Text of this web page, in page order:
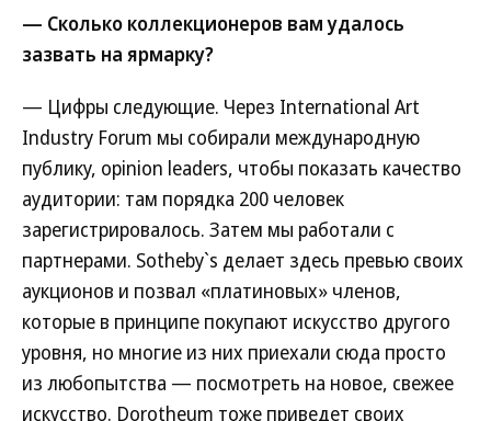
— Сколько коллекционеров вам удалось
зазвать на ярмарку?
— Цифры следующие. Через International Art
Industry Forum мы собирали международную
публику, opinion leaders, чтобы показать качество
аудитории: там порядка 200 человек
зарегистрировалось. Затем мы работали с
партнерами. Sotheby`s делает здесь превью своих
аукционов и позвал «платиновых» членов,
которые в принципе покупают искусство другого
уровня, но многие из них приехали сюда просто
из любопытства — посмотреть на новое, свежее
искусство. Dorotheum тоже приведет своих